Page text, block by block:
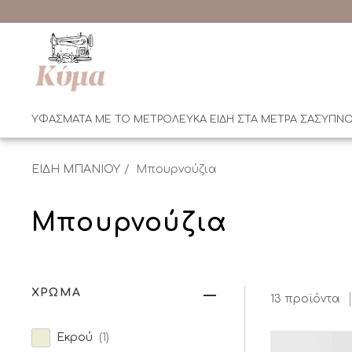
ΥΦΑΣΜΑΤΑ ΜΕ ΤΟ ΜΕΤΡΟΛΕΥΚΑ ΕΙΔΗ ΣΤΑ ΜΕΤΡΑ ΣΑΣ
ΕΙΔΗ ΜΠΑΝΙΟΥ Μπουρνούζια
Μπουρνούζια
ΧΡΩΜΑ
Εκρού (1)
13 προϊόντα